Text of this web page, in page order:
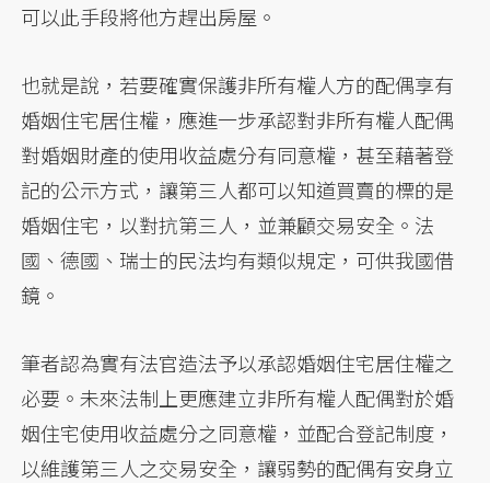
可以此手段將他方趕出房屋。
也就是說，若要確實保護非所有權人方的配偶享有
婚姻住宅居住權，應進一步承認對非所有權人配偶
對婚姻財產的使用收益處分有同意權，甚至藉著登
記的公示方式，讓第三人都可以知道買賣的標的是
婚姻住宅，以對抗第三人，並兼顧交易安全。法
國、德國、瑞士的民法均有類似規定，可供我國借
鏡。
筆者認為實有法官造法予以承認婚姻住宅居住權之
必要。未來法制上更應建立非所有權人配偶對於婚
姻住宅使用收益處分之同意權，並配合登記制度，
以維護第三人之交易安全，讓弱勢的配偶有安身立